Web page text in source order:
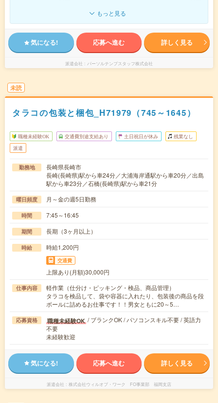
もっと見る
気になる! 応募へ進む 詳しく見る
派遣会社 パーソルテンプスタッフ株式会社
未読
タラコの包装と梱包_H71979（745～1645）
職種未経験OK 交通費別途支給あり 土日祝日が休み 残業なし
派遣
勤務地
長崎県長崎市
長崎(長崎県)駅から車24分／大浦海岸通駅から車20分／出島
駅から車23分／石橋(長崎県)駅から車21分
曜日頻度 月～金の週5日勤務
時間 7:45～16:45
期間 長期（3ヶ月以上）
時給 時給1,200円
交通費
上限あり(月額)30,000円
仕事内容
軽作業（仕分け・ピッキング・検品、商品管理）
タラコを検品して、袋や容器に入れたり、包装後の商品を段
ボールに詰めるお仕事です！！男女ともに20～5…
応募資格 職種未経験OK / ブランクOK / パソコンスキル不要 / 英語力
不要
未経験歓迎
気になる! 応募へ進む 詳しく見る
派遣会社 株式会社ウィルオブ・ワーク FO事業部 福岡支店